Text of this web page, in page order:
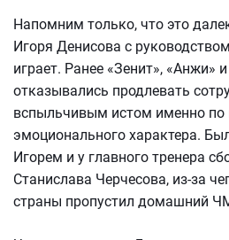
Напомним только, что это
Игоря Денисова с
играет. Ранее «Зенит», «Анжи»
отказывались продлевать
вспыльчивым истом именно по
эмоционального характера.
Игорем и у главного тренера
Станислава Черчесова, из-за
страны пропустил домашний